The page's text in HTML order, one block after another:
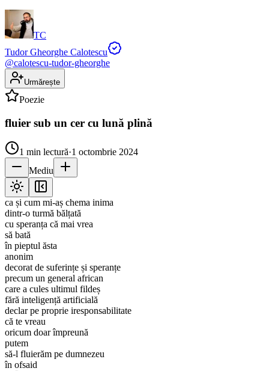
TC
Tudor Gheorghe Calotescu
@calotescu-tudor-gheorghe
Urmărește
Poezie
fluier sub un cer cu lună plină
1 min lectură·1 octombrie 2024
Mediu
ca și cum mi-aș chema inima
dintr-o turmă bălțată
cu speranța că mai vrea
să bată
în pieptul ăsta
anonim
decorat de suferințe și speranțe
precum un general african
care a cules ultimul fildeș
fără inteligență artificială
declar pe proprie iresponsabilitate
că te vreau
oricum doar împreună
putem
să-l fluierăm pe dumnezeu
în ofsaid